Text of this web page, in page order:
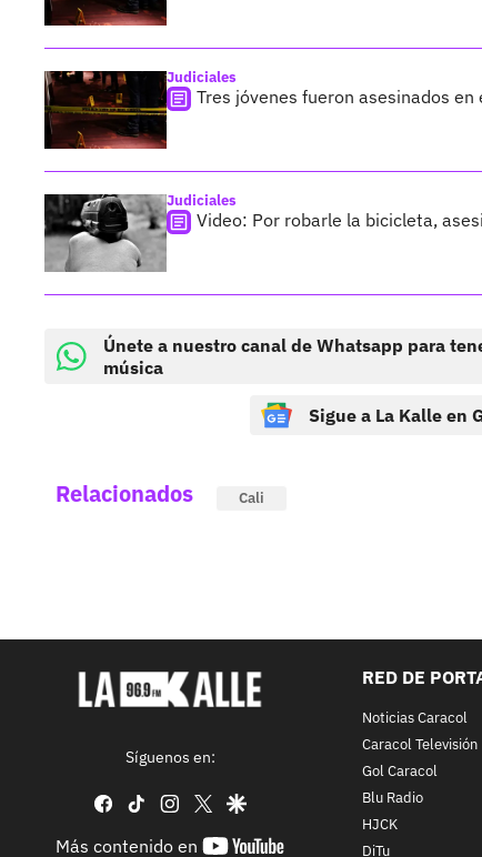
Judiciales
Tres jóvenes fueron asesinados
Judiciales
Video: Por robarle la bicicleta,
Únete a nuestro canal de Whatsapp para
música
Sigue a La Kalle en
Relacionados Cali
Síguenos en:
facebook
tiktok instagram
twittergoogle
Más contenido en
youtube-
RED DE
Noticias Caracol
Caracol Televisión
Gol Caracol
Blu Radio
HJCK
DiTu